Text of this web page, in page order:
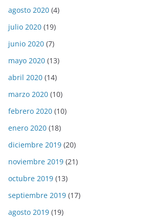
agosto 2020 (4)
julio 2020 (19)
junio 2020 (7)
mayo 2020 (13)
abril 2020 (14)
marzo 2020 (10)
febrero 2020 (10)
enero 2020 (18)
diciembre 2019 (20)
noviembre 2019 (21)
octubre 2019 (13)
septiembre 2019 (17)
agosto 2019 (19)